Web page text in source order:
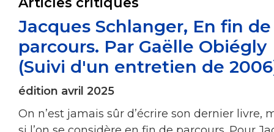
Jacques Schlanger, En fin de
parcours. Par Gaëlle Obiégly
(Suivi d'un entretien de
édition avril 2025
On n’est jamais sûr d’écrire son dernier livre,